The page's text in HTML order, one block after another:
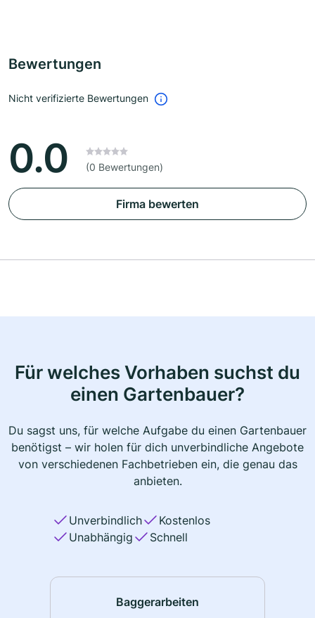
Bewertungen
Nicht verifizierte Bewertungen
0.0 (0 Bewertungen)
Firma bewerten
Für welches Vorhaben suchst du
einen Gartenbauer?
Du sagst uns, für welche Aufgabe du einen Gartenbauer
benötigst – wir holen für dich unverbindliche Angebote
von verschiedenen Fachbetrieben ein, die genau das
anbieten.
Unverbindlich
Kostenlos
Unabhängig
Schnell
Baggerarbeiten